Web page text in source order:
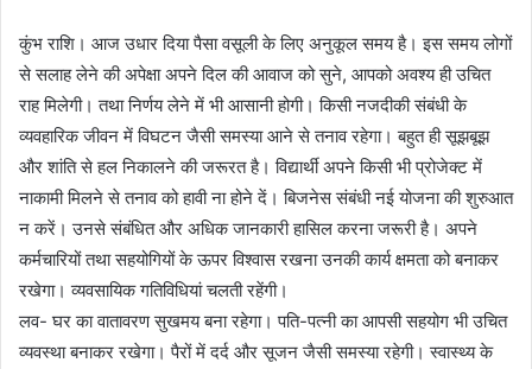
कुंभ राशि। आज उधार दिया पैसा वसूली के लिए अनुकूल समय है। इस समय लोगों
से सलाह लेने की अपेक्षा अपने दिल की आवाज को सुने, आपको अवश्य ही उचित
राह मिलेगी। तथा निर्णय लेने में भी आसानी होगी। किसी नजदीकी संबंधी के
व्यवहारिक जीवन में विघटन जैसी समस्या आने से तनाव रहेगा। बहुत ही सूझबूझ
और शांति से हल निकालने की जरूरत है। विद्यार्थी अपने किसी भी प्रोजेक्ट में
नाकामी मिलने से तनाव को हावी ना होने दें। बिजनेस संबंधी नई योजना की शुरुआत
न करें। उनसे संबंधित और अधिक जानकारी हासिल करना जरूरी है। अपने
कर्मचारियों तथा सहयोगियों के ऊपर विश्वास रखना उनकी कार्य क्षमता को बनाकर
रखेगा। व्यवसायिक गतिविधियां चलती रहेंगी।
लव- घर का वातावरण सुखमय बना रहेगा। पति-पत्नी का आपसी सहयोग भी उचित
व्यवस्था बनाकर रखेगा। पैरों में दर्द और सूजन जैसी समस्या रहेगी। स्वास्थ्य के